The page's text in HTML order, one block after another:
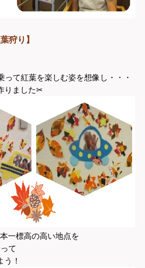
狩り】
って紅葉を楽しむ姿を想像し・・・
りました✂
一標高の高い地点を
て
う！